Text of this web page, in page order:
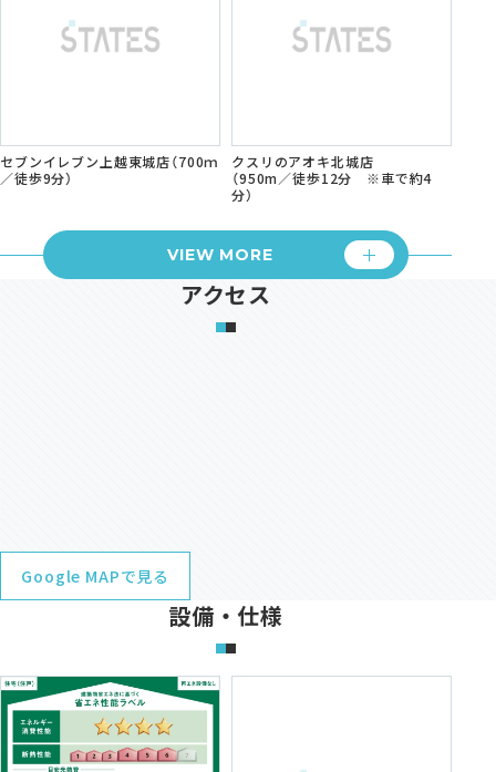
セブンイレブン上越東城店（700ｍ
／徒歩9分）
クスリのアオキ北城店
（950m／徒歩12分 ※車で約4
分）
VIEW MORE
アクセス
Google MAPで見る
設備・仕様